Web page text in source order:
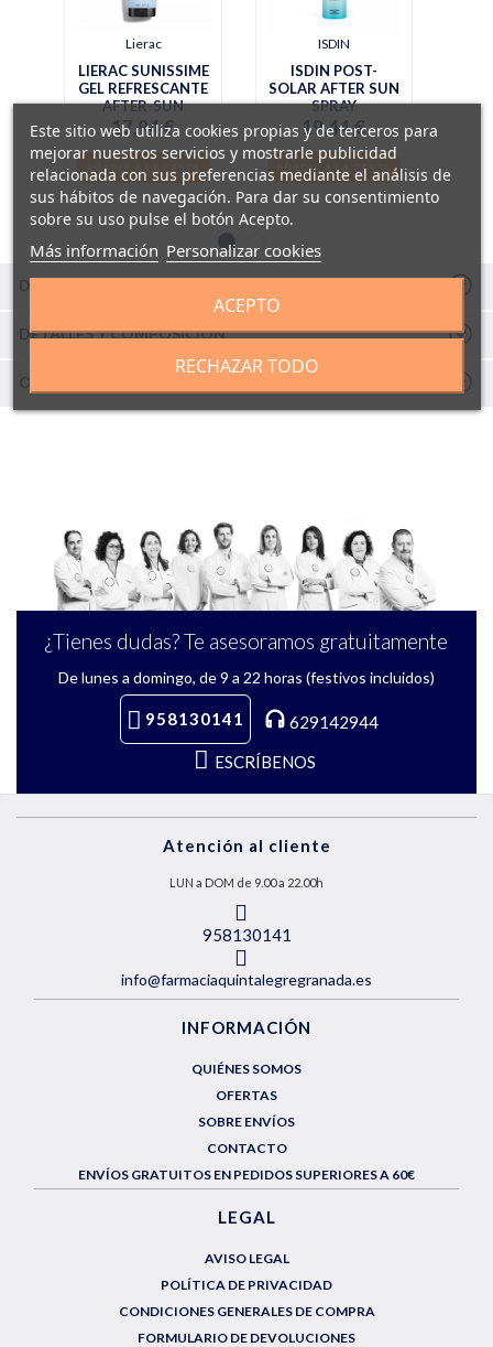
Lierac
LIERAC SUNISSIME
GEL REFRESCANTE
AFTER-SUN
17,94 €
AÑADIR A LA CESTA
ISDIN
ISDIN POST-
SOLAR AFTER SUN
SPRAY
19,44 €
AÑADIR A LA CESTA
DESCRIPCIÓN
DETALLES Y COMPOSICIÓN
OPINIONES
¿Tienes dudas? Te asesoramos gratuitamente
De lunes a domingo, de 9 a 22 horas (festivos incluidos)
958130141
629142944
ESCRÍBENOS
Atención al cliente
LUN a DOM de 9.00 a 22.00h
958130141
info@farmaciaquintalegregranada.es
INFORMACIÓN
QUIÉNES SOMOS
OFERTAS
SOBRE ENVÍOS
CONTACTO
ENVÍOS GRATUITOS EN PEDIDOS SUPERIORES A 60€
LEGAL
AVISO LEGAL
POLÍTICA DE PRIVACIDAD
CONDICIONES GENERALES DE COMPRA
FORMULARIO DE DEVOLUCIONES
Este sitio web utiliza cookies propias y de terceros para
mejorar nuestros servicios y mostrarle publicidad
relacionada con sus preferencias mediante el análisis de
sus hábitos de navegación. Para dar su consentimiento
sobre su uso pulse el botón Acepto.
Más información Personalizar cookies
RECHAZAR TODO
ACEPTO